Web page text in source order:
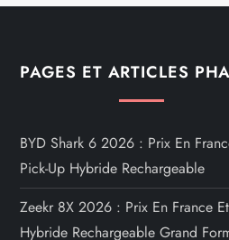
PAGES ET ARTICLES
BYD Shark 6 2026 : Prix En
Pick-Up Hybride Rechargeable
Zeekr 8X 2026 : Prix En France
Hybride Rechargeable Grand